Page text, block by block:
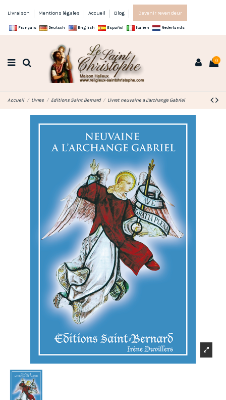
Livraison Mentions légales Accueil Blog Devenir revendeur
Français Deutsch English Español Italien Nederlands
0
Accueil Livres Editions Saint Bernard Livret neuvaine a L'archange Gabriel